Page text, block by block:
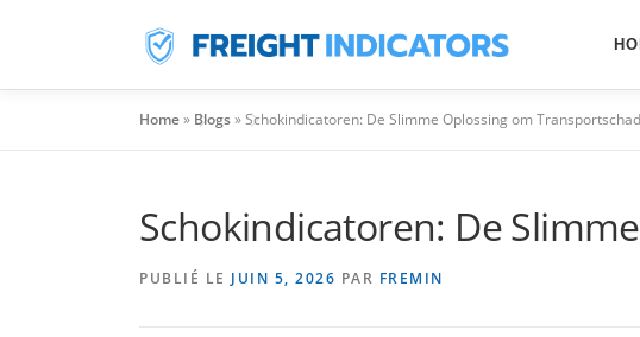
Home» Blogs»Schokindicatoren: De Slimme Oplossing om
Schokindicatoren: De
PUBLIÉ LE JUIN 5, 2026 PAR FREMIN